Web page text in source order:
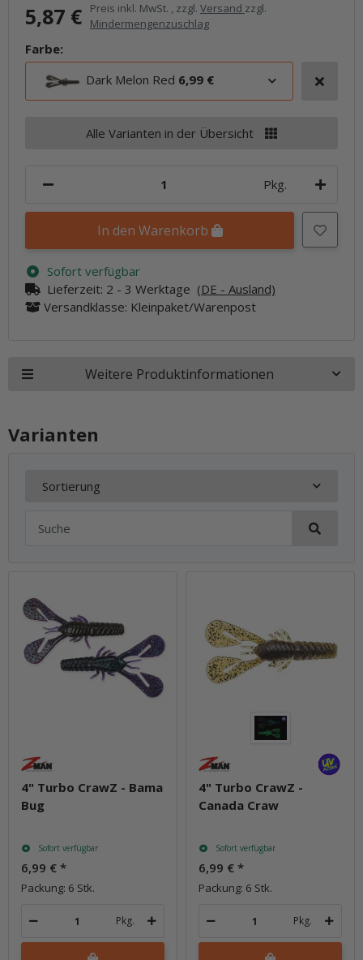
5,87 € Preis inkl. MwSt. , zzgl. Versand zzgl.
Mindermengenzuschlag
Farbe:
Dark Melon Red 6,99 €
Alle Varianten in der Übersicht
Pkg.
In den Warenkorb
Sofort verfügbar
Lieferzeit: 2 - 3 Werktage (DE - Ausland)
Versandklasse: Kleinpaket/Warenpost
Weitere Produktinformationen
Varianten
Sortierung
4" Turbo CrawZ - Bama
Bug
Sofort verfügbar
6,99 € *
Packung: 6 Stk.
Pkg.
4" Turbo CrawZ -
Canada Craw
Sofort verfügbar
6,99 € *
Packung: 6 Stk.
Pkg.